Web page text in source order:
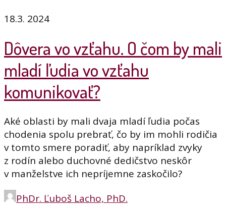
18.3. 2024
Dôvera vo vzťahu. O čom by mali
mladí ľudia vo vzťahu
komunikovať?
Aké oblasti by mali dvaja mladí ľudia počas
chodenia spolu prebrať, čo by im mohli rodičia
v tomto smere poradiť, aby napríklad zvyky
z rodín alebo duchovné dedičstvo neskôr
v manželstve ich nepríjemne zaskočilo?
PhDr. Ľuboš Lacho, PhD.